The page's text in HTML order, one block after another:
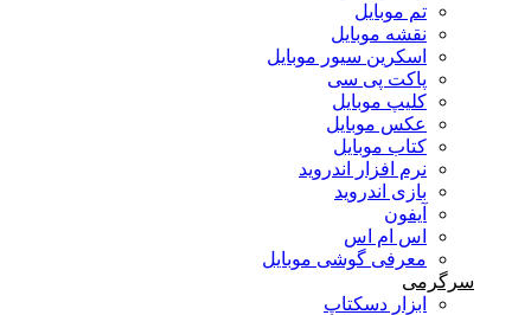
تم موبایل
نقشه موبایل
اسکرین سیور موبایل
پاکت پی سی
کلیپ موبایل
عکس موبایل
کتاب موبایل
نرم افزار اندروید
بازی اندروید
آیفون
اس ام اس
معرفی گوشی موبایل
سرگرمی
ابزار دسکتاپ